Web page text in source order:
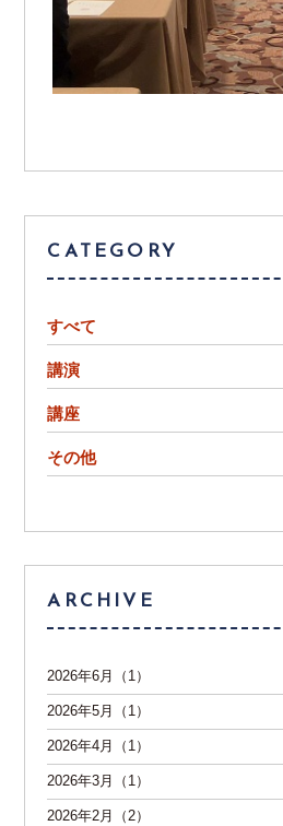
CATEGORY
すべて
講演
講座
その他
ARCHIVE
2026年6月（1）
2026年5月（1）
2026年4月（1）
2026年3月（1）
2026年2月（2）